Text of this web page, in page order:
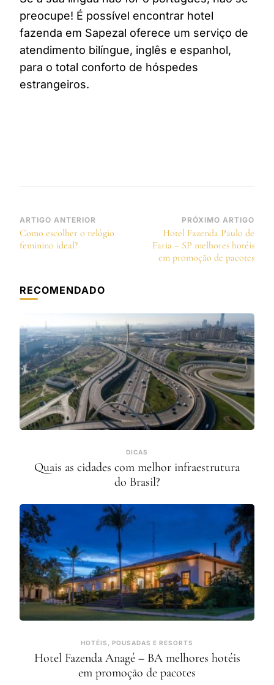
preocupe! É possível encontrar hotel
fazenda em Sapezal oferece um serviço de
atendimento bilíngue, inglês e espanhol,
para o total conforto de hóspedes
estrangeiros.
Navegação
de
ARTIGO ANTERIOR
Como escolher o relógio
feminino ideal?
PRÓXIMO ARTIGO
Hotel Fazenda Paulo de
Faria – SP melhores hotéis
em promoção de pacotes
RECOMENDADO
DICAS
Quais as cidades com melhor infraestrutura
do Brasil?
HOTÉIS, POUSADAS E RESORTS
Hotel Fazenda Anagé – BA melhores hotéis
em promoção de pacotes